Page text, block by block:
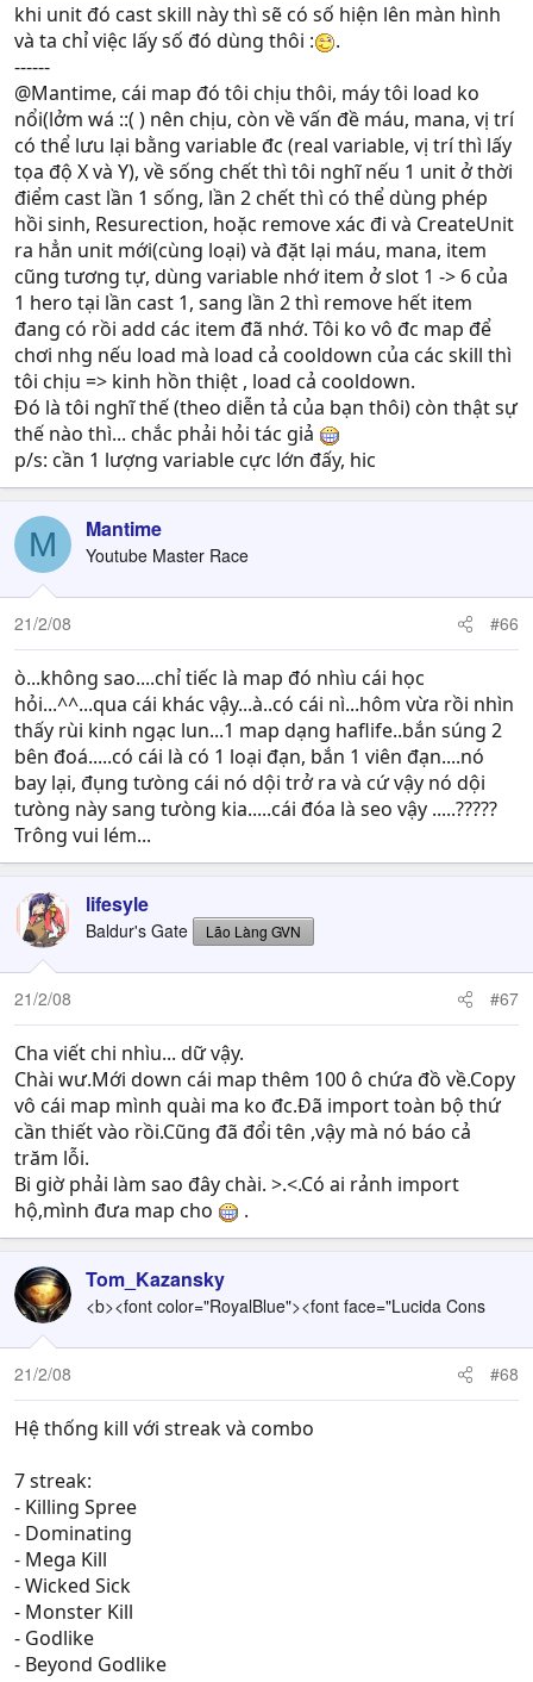
khi unit đó cast skill này thì sẽ có số hiện lên màn hình
và ta chỉ việc lấy số đó dùng thôi :
.
------
@Mantime, cái map đó tôi chịu thôi, máy tôi load ko
nổi(lởm wá ::( ) nên chịu, còn về vấn đề máu, mana, vị trí
có thể lưu lại bằng variable đc (real variable, vị trí thì lấy
tọa độ X và Y), về sống chết thì tôi nghĩ nếu 1 unit ở thời
điểm cast lần 1 sống, lần 2 chết thì có thể dùng phép
hồi sinh, Resurection, hoặc remove xác đi và CreateUnit
ra hẳn unit mới(cùng loại) và đặt lại máu, mana, item
cũng tương tự, dùng variable nhớ item ở slot 1 -> 6 của
1 hero tại lần cast 1, sang lần 2 thì remove hết item
đang có rồi add các item đã nhớ. Tôi ko vô đc map để
chơi nhg nếu load mà load cả cooldown của các skill thì
tôi chịu => kinh hồn thiệt , load cả cooldown.
Đó là tôi nghĩ thế (theo diễn tả của bạn thôi) còn thật sự
thế nào thì... chắc phải hỏi tác giả
p/s: cần 1 lượng variable cực lớn đấy, hic
M Mantime
Youtube Master Race
21/2/08 #66
ò...không sao....chỉ tiếc là map đó nhìu cái học
hỏi...^^...qua cái khác vậy...à..có cái nì...hôm vừa rồi nhìn
thấy rùi kinh ngạc lun...1 map dạng haflife..bắn súng 2
bên đoá.....có cái là có 1 loại đạn, bắn 1 viên đạn....nó
bay lại, đụng tưòng cái nó dội trở ra và cứ vậy nó dội
tưòng này sang tưòng kia.....cái đóa là seo vậy .....?????
Trông vui lém...
lifesyle
Baldur's Gate Lão Làng GVN
21/2/08 #67
Cha viết chi nhìu... dữ vậy.
Chài wư.Mới down cái map thêm 100 ô chứa đồ về.Copy
vô cái map mình quài ma ko đc.Đã import toàn bộ thứ
cần thiết vào rồi.Cũng đã đổi tên ,vậy mà nó báo cả
trăm lỗi.
Bi giờ phải làm sao đây chài. >.<.Có ai rảnh import
hộ,mình đưa map cho
.
Tom_Kazansky
<b><font color="RoyalBlue"><font face="Lucida Cons
21/2/08 #68
Hệ thống kill với streak và combo
7 streak:
- Killing Spree
- Dominating
- Mega Kill
- Wicked Sick
- Monster Kill
- Godlike
- Beyond Godlike